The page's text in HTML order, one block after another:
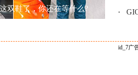
双鞋了，你还在等什么?
id_7广